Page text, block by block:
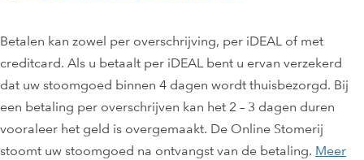
Betalen kan zowel per overschrijving, per iDEAL of met
creditcard. Als u betaalt per iDEAL bent u ervan verzekerd
dat uw stoomgoed binnen 4 dagen wordt thuisbezorgd. Bij
een betaling per overschrijven kan het 2 – 3 dagen duren
vooraleer het geld is overgemaakt. De Online Stomerij
stoomt uw stoomgoed na ontvangst van de betaling. Meer